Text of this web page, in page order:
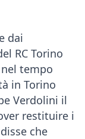
dai
RC Torino
tempo
in Torino
Verdolini il
restituire i
che